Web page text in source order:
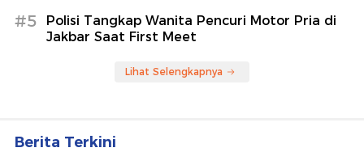
#5
Polisi Tangkap Wanita Pencuri Motor Pria di
Jakbar Saat First Meet
Lihat Selengkapnya
Berita Terkini